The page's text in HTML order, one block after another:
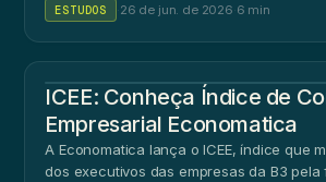
ESTUDOS 26 de jun. de 2026 6 min
ICEE: Conheça Índice de
Empresarial Economatica
A Economatica lança o ICEE, índice que
dos executivos das empresas da B3 pela